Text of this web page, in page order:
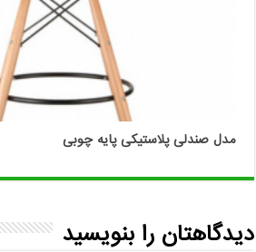
مدل صندلی پلاستیکی پایه چوبی
دیدگاهتان را بنویسید